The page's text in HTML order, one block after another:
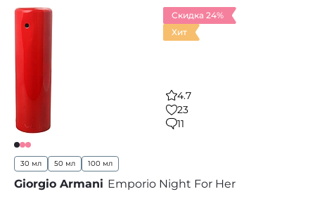
Скидка 24%
Хит
4.7
23
11
30 мл 50 мл 100 мл
Giorgio Armani Emporio Night For Her